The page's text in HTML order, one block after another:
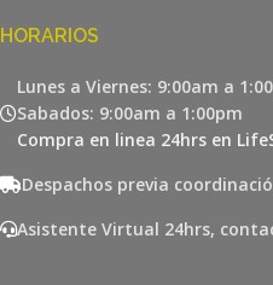
HORARIOS
Lunes a Viernes: 9:00am a
Sabados: 9:00am a 1:00pm
Compra en linea 24hrs en
Despachos previa
Asistente Virtual 24hrs,